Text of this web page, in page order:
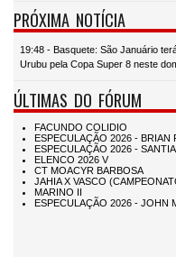
PRÓXIMA NOTÍCIA
19:48 - Basquete: São Januário
Urubu pela Copa Super 8 neste
ÚLTIMAS DO FÓRUM